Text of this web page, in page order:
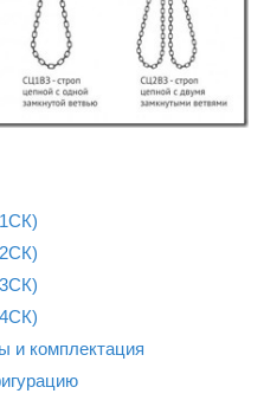
и комплектация